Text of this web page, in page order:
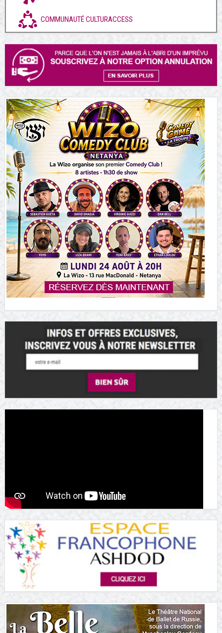
COMMUNAUTÉ CULTURACCESS